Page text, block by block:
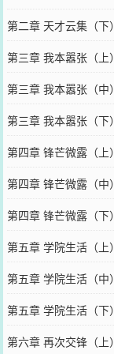
第二章 天才云集（下）
第三章 我本嚣张（上）
第三章 我本嚣张（中）
第三章 我本嚣张（下）
第四章 锋芒微露（上）
第四章 锋芒微露（中）
第四章 锋芒微露（下）
第五章 学院生活（上）
第五章 学院生活（中）
第五章 学院生活（下）
第六章 再次交锋（上）